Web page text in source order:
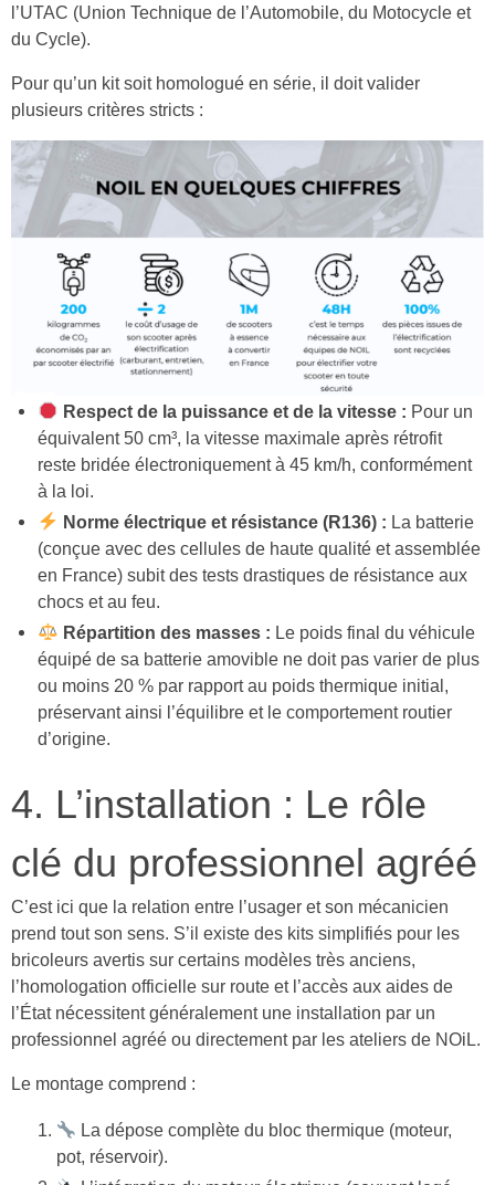
l’UTAC (Union Technique de l’Automobile, du Motocycle et
du Cycle).
Pour qu’un kit soit homologué en série, il doit valider
plusieurs critères stricts :
Respect de la puissance et de la vitesse : Pour un
équivalent 50 cm³, la vitesse maximale après rétrofit
reste bridée électroniquement à 45 km/h, conformément
à la loi.
Norme électrique et résistance (R136) : La batterie
(conçue avec des cellules de haute qualité et assemblée
en France) subit des tests drastiques de résistance aux
chocs et au feu.
Répartition des masses : Le poids final du véhicule
équipé de sa batterie amovible ne doit pas varier de plus
ou moins 20 % par rapport au poids thermique initial,
préservant ainsi l’équilibre et le comportement routier
d’origine.
4. L’installation : Le rôle
clé du professionnel agréé
C’est ici que la relation entre l’usager et son mécanicien
prend tout son sens. S’il existe des kits simplifiés pour les
bricoleurs avertis sur certains modèles très anciens,
l’homologation officielle sur route et l’accès aux aides de
l’État nécessitent généralement une installation par un
professionnel agréé ou directement par les ateliers de NOiL.
Le montage comprend :
La dépose complète du bloc thermique (moteur,
pot, réservoir).